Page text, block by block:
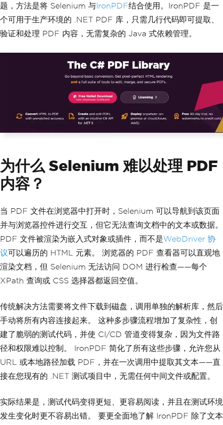
题，方法是将 Selenium 与IronPDF结合使用。IronPDF 是一
个可用于生产环境的 .NET PDF 库，只需几行代码即可提取、
验证和处理 PDF 内容，无需复杂的 Java 式依赖管理。
为什么 Selenium 难以处理 PDF
内容？
当 PDF 文件在浏览器中打开时，Selenium 可以导航到该页面
并与浏览器控件进行交互，但它无法查询文档中的文本或数据。
PDF 文件被渲染为嵌入式对象或插件，而不是WebDriver 协
议可以遍历的 HTML 元素。 浏览器的 PDF 查看器可以直观地
渲染文档，但 Selenium 无法访问 DOM 进行检查——每个
XPath 查询或 CSS 选择器都返回空值。
传统解决方法需要将文件下载到磁盘，调用单独的解析库，然后
手动将所有内容连接起来。 这种多步骤流程增加了复杂性，创
建了脆弱的测试代码，并使 CI/CD 管道变得复杂，因为文件路
径和权限难以控制。 IronPDF 简化了所有这些步骤，允许您从
URL 或本地路径加载 PDF，并在一次调用中提取其文本——直
接在您现有的 .NET 测试项目中，无需任何中间文件或配置。
实际结果是，测试代码变得更短、更容易阅读，并且在测试环境
发生变化时更不容易出错。 要更全面地了解 IronPDF 除了文本